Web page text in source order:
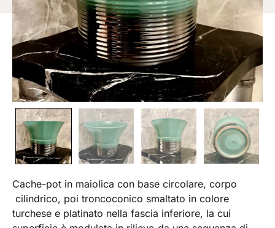
Cache-pot in maiolica con base circolare, corpo
cilindrico, poi troncoconico smaltato in colore
turchese e platinato nella fascia inferiore, la cui